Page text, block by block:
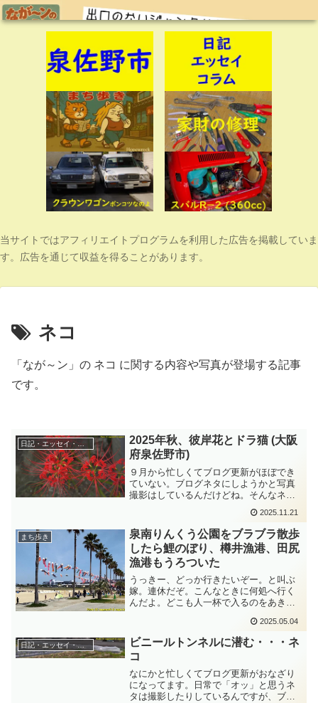
当サイトではアフィリエイトプログラムを利用した広告を掲載していま
す。広告を通じて収益を得ることがあります。
ネコ
「なが～ン」の ネコ に関する内容や写真が登場する記事
です。
日記・エッセイ・コラム
2025年秋、彼岸花とドラ猫 (大阪
府泉佐野市)
９月から忙しくてブログ更新がほぼでき
ていない。ブログネタにしようかと写真
撮影はしているんだけどね。そんなネタ
うのを書いておく。だって、毎年、彼岸
花ネタ書いているんだもの。2025年秋バ
ージョンってことです。写真撮影したの
は、2025年10月02日です。天候は曇天で
した。今年は猛暑だったからなのか彼岸
花が少ないのよ。そして一斉に揃って咲
かない。だってまだつぼみの個体も多数
あり。
2025.11.21
まち歩き
泉南りんくう公園をブラブラ散歩
したら鯉のぼり、樽井漁港、田尻
漁港もうろついた
うっきー、どっか行きたいぞー。と叫ぶ
嫁。連休だぞ。こんなときに何処へ行く
んだよ。どこも人一杯で入るのをあきら
立ち寄りました泉南ビーチをうろつきま
す。鯉のぼりが沢山泳いでますよ。その
まま樽井漁港まで歩いて防波堤先端で海
を眺めて時間つぶしです。車で移動して
田尻漁港を散策でした。
2025.05.04
日記・エッセイ・コラム
ビニールトンネルに潜む・・・ネ
コ
なにかと忙しくてブログ更新がおなざり
になってます。日常で「オッ」と思うネ
タは撮影したりしているんですが、ブロ